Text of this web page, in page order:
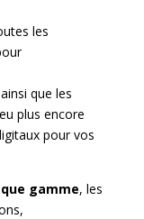
les
que les
plus encore
pour vos
gamme, les